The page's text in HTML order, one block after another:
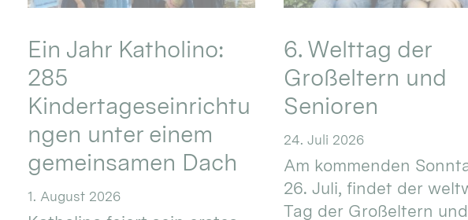
Ein Jahr Katholino:
285
Kindertageseinrichtu
ngen unter einem
gemeinsamen Dach
1. August 2026
6. Welttag der
Großeltern und
Senioren
24. Juli 2026
Am kommenden
26. Juli, findet der
Tag der Großeltern und